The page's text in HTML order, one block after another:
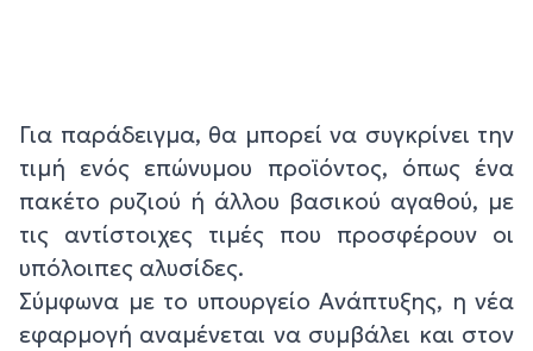
Για παράδειγμα, θα μπορεί να συγκρίνει την
τιμή ενός επώνυμου προϊόντος, όπως ένα
πακέτο ρυζιού ή άλλου βασικού αγαθού, με
τις αντίστοιχες τιμές που προσφέρουν οι
υπόλοιπες αλυσίδες.
Σύμφωνα με το υπουργείο Ανάπτυξης, η νέα
εφαρμογή αναμένεται να συμβάλει και στον